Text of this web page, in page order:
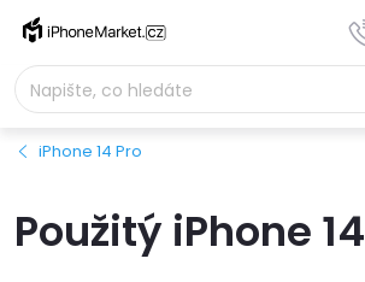
Přejít
obsah
iPhone 14 Pro
Použitý iPhone 14